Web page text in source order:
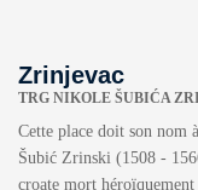
Zrinjevac
TRG NIKOLE ŠUBIĆA
Cette place doit son nom
Šubić Zrinski (1508 -
croate mort héroïquement